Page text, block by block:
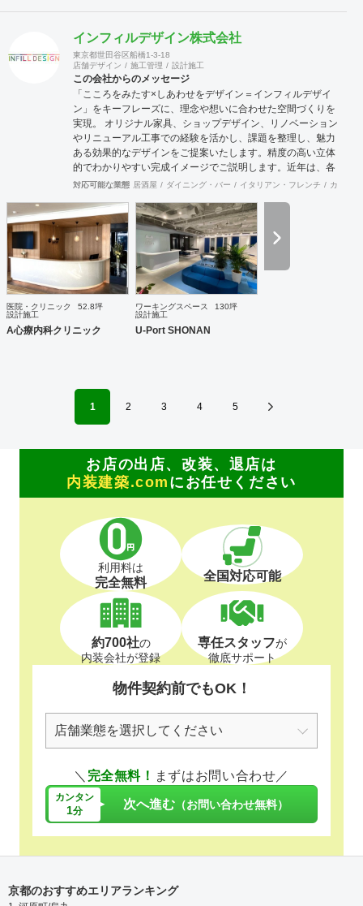
インフィルデザイン株式会社
東京都世田谷区船橋1-3-18
店舗デザイン
施工管理 設計施工
この会社からのメッセージ
「こころをみたす×しあわせをデザイン＝インフィルデザイ
ン」をキーフレーズに、理念や想いに合わせた空間づくりを
実現。 オリジナル家具、ショップデザイン、リノベーション
やリニューアル工事での経験を活かし、課題を整理し、魅力
ある効果的なデザインをご提案いたします。精度の高い立体
的でわかりやすい完成イメージでご説明します。近年は、各
地域の自治体様からエリア全体の構想や空き施設の有効利用
をいただいています。 連携スタッフには経験豊富な一級建築
士もおりますので、立地に合わせた集客できる施設・店舗づ
くりを事業構想から、デザイン・設計・工事監理までサポー
トさせていただきます。
対応可能な業態 居酒屋 ダイニング・バー イタリアン・フレンチ カフェ
医院・クリニック
52.8坪
設計施工
A心療内科クリニック
ワーキングスペース
130坪
設計施工
U-Port SHONAN
1 2 3 4 5
お店の出店、改装、退店は
内装建築.com にお任せください
利用料は
完全無料 全国対応可能
約700社の
内装会社が登録
専任スタッフが
徹底サポート
物件契約前でもOK！
＼ 完全無料！ まずはお問い合わせ／
カンタン
1分 次へ進む （お問い合わせ無料）
京都のおすすめエリアランキング